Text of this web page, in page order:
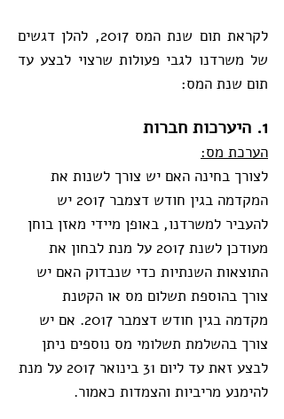
לקראת תום שנת המס 2017, להלן דגשים
של משרדנו לגבי פעולות שרצוי לבצע עד
תום שנת המס:
1. היערכות חברות
הערכת מס:
לצורך בחינה האם יש צורך לשנות את
המקדמה בגין חודש דצמבר 2017 יש
להעביר למשרדנו, באופן מיידי מאזן בוחן
מעודכן לשנת 2017 על מנת לבחון את
התוצאות השנתיות כדי שנבדוק האם יש
צורך בהוספת תשלום מס או הקטנת
מקדמה בגין חודש דצמבר 2017. אם יש
צורך בהשלמת תשלומי מס נוספים ניתן
לבצע זאת עד ליום 31 בינואר 2017 על מנת
להימנע מריביות והצמדות כאמור.